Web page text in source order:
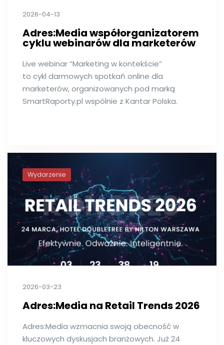
2026-04-13
Adres:Media współorganizatorem
cyklu webinarów dla marketerów
Live webinar “Marketing w kontekście”
to cykl darmowych spotkań online dla
marketerów, organizowanych pod marką
SmartRaporty.pl wspólnie z Kantar Polska.
Wydarzenie
2026-03-23
Adres:Media na Retail Trends 2026
Adres:Media wzmacnia swoją obecność w
kluczowych dyskusjach branżowych. Już 24